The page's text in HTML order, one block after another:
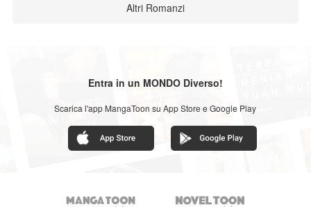
Altri Romanzi
Entra in un MONDO Diverso!
Scarica l'app MangaToon su App Store e Google Play
 